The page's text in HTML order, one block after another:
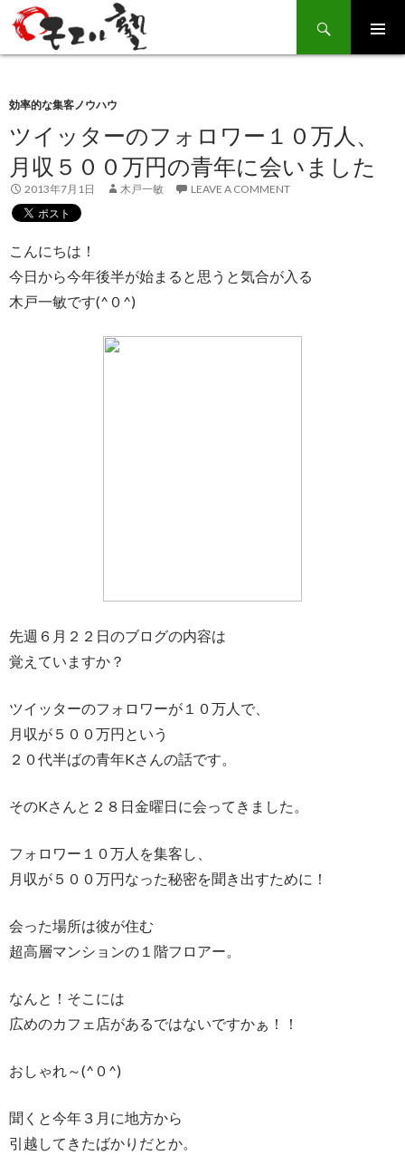
Search
SKIP
TO
効率的な集客ノウハウ
ツイッターのフォロワー１０万人、
月収５００万円の青年に会いました
2013年7月1日 木戸一敏 LEAVE A COMMENT
こんにちは！
今日から今年後半が始まると思うと気合が入る
木戸一敏です(^０^)
先週６月２２日のブログの内容は
覚えていますか？
ツイッターのフォロワーが１０万人で、
月収が５００万円という
２０代半ばの青年Kさんの話です。
そのKさんと２８日金曜日に会ってきました。
フォロワー１０万人を集客し、
月収が５００万円なった秘密を聞き出すために！
会った場所は彼が住む
超高層マンションの１階フロアー。
なんと！そこには
広めのカフェ店があるではないですかぁ！！
おしゃれ～(^０^)
聞くと今年３月に地方から
引越してきたばかりだとか。